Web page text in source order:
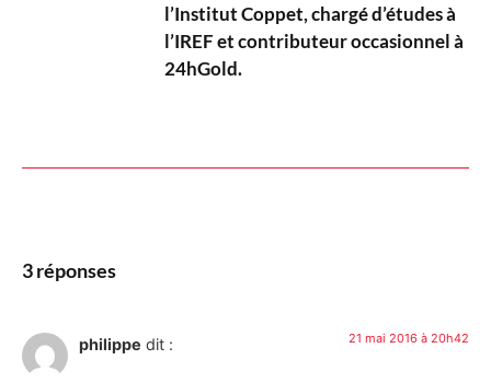
l’Institut Coppet, chargé d’études à
l’IREF et contributeur occasionnel à
24hGold.
3 réponses
philippe dit : 21 mai 2016 à 20h42